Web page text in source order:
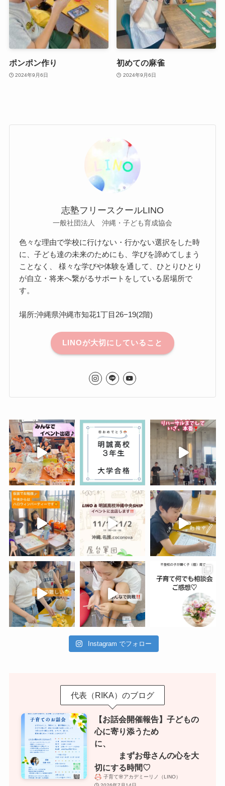
ポンポン作り
2024年9月6日
初めての麻雀
2024年9月6日
志塾フリースクールLINO
一般社団法人 沖縄・子ども育成協会
色々な理由で学校に行けない・行かない選択をした時
に、子ども達の未来のためにも、学びを諦めてしまう
ことなく、 様々な学びや体験を通して、ひとりひとり
が自立・将来へ繋がるサポートをしている居場所で
す。
場所:沖縄県沖縄市知花1丁目26−19(2階)
LINOが大切にしていること
Instagram でフォロー
代表（RIKA）のブログ
【お話会開催報告】子どもの
心に寄り添うため
に、
まずお母さんの心を大
切にする時間♡
子育て🌸アカデミーリノ（LINO）